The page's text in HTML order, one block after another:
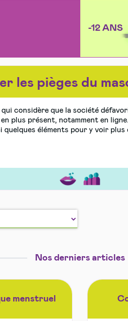
-12 ANS
les pièges du
considère que la société
plus présent, notamment en
éléments pour y voir plus
sexualité
ensemble
Nos derniers articles
menstruel